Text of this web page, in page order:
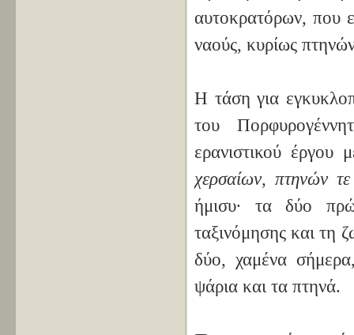
αυτοκρατόρων, που
ναούς, κυρίως
Η τάση για
του
ερανιστικού έργου
χερσαίων, πτηνών
ήμισυ· τα δύο
ταξινόμησης και τη
δύο, χαμένα
ψάρια και τα πτηνά.